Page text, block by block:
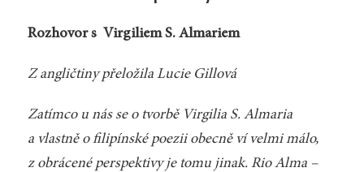
Rozhovor s Virgiliem S. Almariem
Z angličtiny přeložila Lucie Gillová
Zatímco u nás se o tvorbě Virgilia S. Almaria
a vlastně o filipínské poezii obecně ví velmi málo,
z obrácené perspektivy je tomu jinak. Rio Alma –